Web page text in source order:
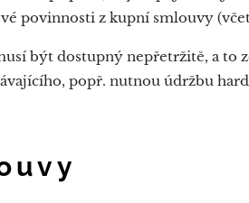
povinnosti z kupní smlouvy
být dostupný nepřetržitě, a to
popř. nutnou údržbu